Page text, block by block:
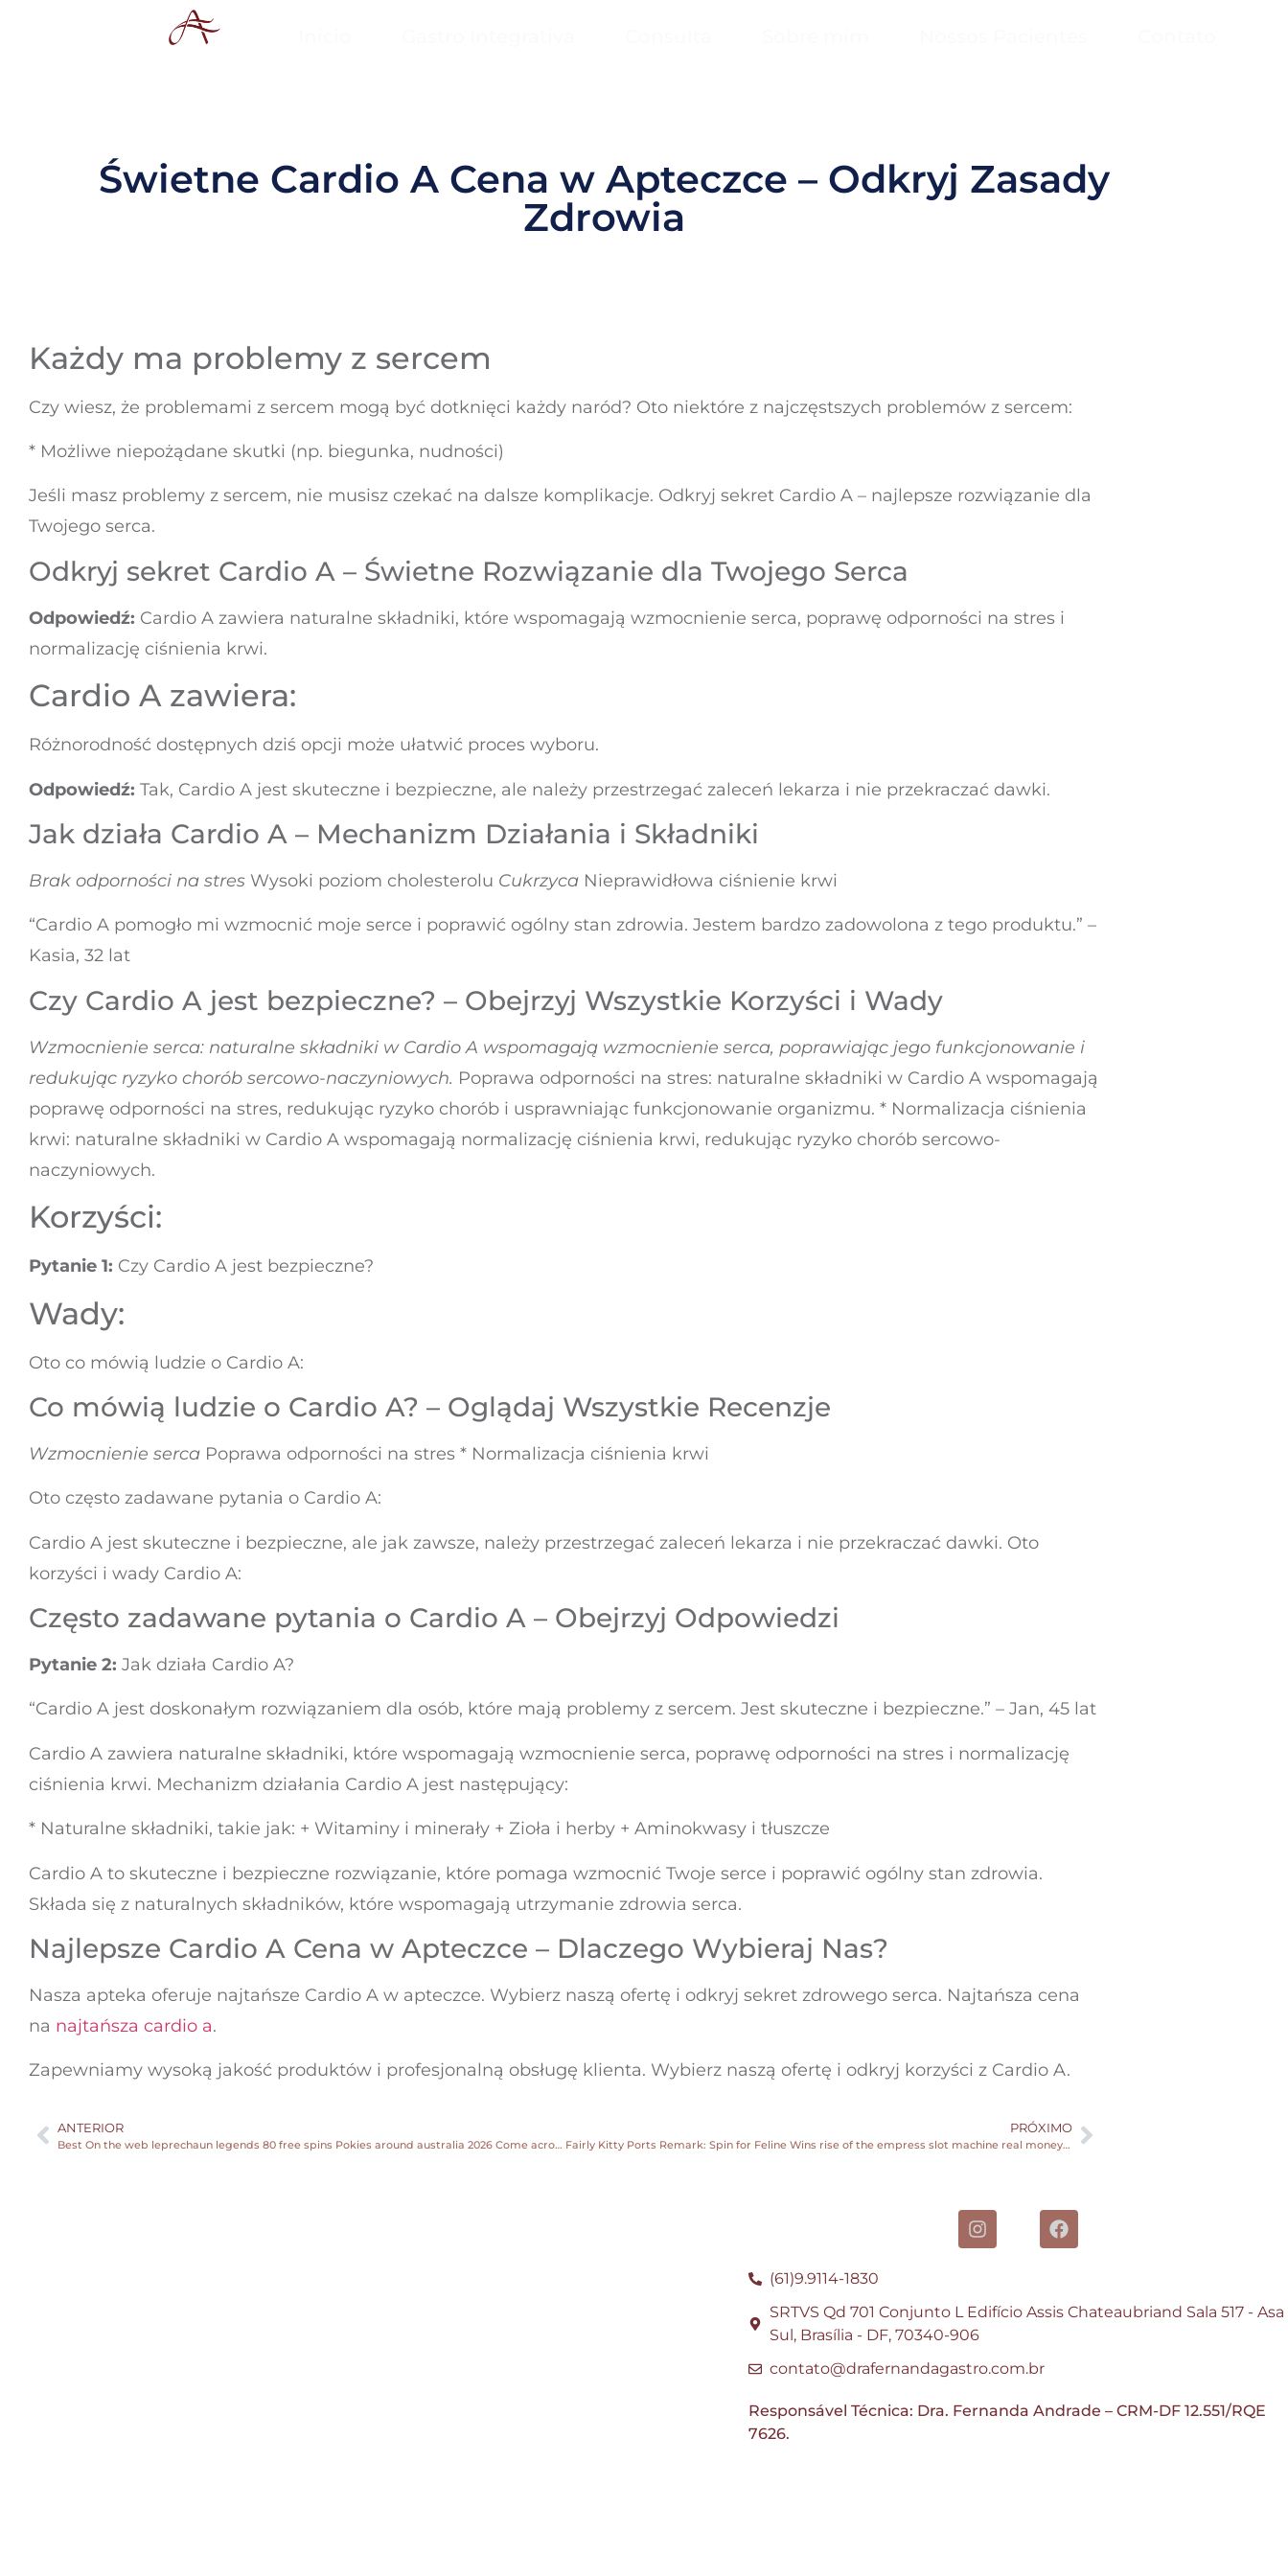
Świetne Cardio A Cena w Apteczce – Odkryj Zasady
Zdrowia
Każdy ma problemy z sercem
Czy wiesz, że problemami z sercem mogą być dotknięci każdy naród? Oto niektóre z najczęstszych problemów z sercem:
* Możliwe niepożądane skutki (np. biegunka, nudności)
Jeśli masz problemy z sercem, nie musisz czekać na dalsze komplikacje. Odkryj sekret Cardio A – najlepsze rozwiązanie dla
Twojego serca.
Odkryj sekret Cardio A – Świetne Rozwiązanie dla Twojego Serca
Odpowiedź: Cardio A zawiera naturalne składniki, które wspomagają wzmocnienie serca, poprawę odporności na stres i
normalizację ciśnienia krwi.
Cardio A zawiera:
Różnorodność dostępnych dziś opcji może ułatwić proces wyboru.
Odpowiedź: Tak, Cardio A jest skuteczne i bezpieczne, ale należy przestrzegać zaleceń lekarza i nie przekraczać dawki.
Jak działa Cardio A – Mechanizm Działania i Składniki
Brak odporności na stres Wysoki poziom cholesterolu Cukrzyca Nieprawidłowa ciśnienie krwi
“Cardio A pomogło mi wzmocnić moje serce i poprawić ogólny stan zdrowia. Jestem bardzo zadowolona z tego produktu.” –
Kasia, 32 lat
Czy Cardio A jest bezpieczne? – Obejrzyj Wszystkie Korzyści i Wady
Wzmocnienie serca: naturalne składniki w Cardio A wspomagają wzmocnienie serca, poprawiając jego funkcjonowanie i
redukując ryzyko chorób sercowo-naczyniowych. Poprawa odporności na stres: naturalne składniki w Cardio A wspomagają
poprawę odporności na stres, redukując ryzyko chorób i usprawniając funkcjonowanie organizmu. * Normalizacja ciśnienia
krwi: naturalne składniki w Cardio A wspomagają normalizację ciśnienia krwi, redukując ryzyko chorób sercowo-
naczyniowych.
Korzyści:
Pytanie 1: Czy Cardio A jest bezpieczne?
Wady:
Oto co mówią ludzie o Cardio A:
Co mówią ludzie o Cardio A? – Oglądaj Wszystkie Recenzje
Wzmocnienie serca Poprawa odporności na stres * Normalizacja ciśnienia krwi
Oto często zadawane pytania o Cardio A:
Cardio A jest skuteczne i bezpieczne, ale jak zawsze, należy przestrzegać zaleceń lekarza i nie przekraczać dawki. Oto
korzyści i wady Cardio A:
Często zadawane pytania o Cardio A – Obejrzyj Odpowiedzi
Pytanie 2: Jak działa Cardio A?
“Cardio A jest doskonałym rozwiązaniem dla osób, które mają problemy z sercem. Jest skuteczne i bezpieczne.” – Jan, 45 lat
Cardio A zawiera naturalne składniki, które wspomagają wzmocnienie serca, poprawę odporności na stres i normalizację
ciśnienia krwi. Mechanizm działania Cardio A jest następujący:
* Naturalne składniki, takie jak: + Witaminy i minerały + Zioła i herby + Aminokwasy i tłuszcze
Cardio A to skuteczne i bezpieczne rozwiązanie, które pomaga wzmocnić Twoje serce i poprawić ogólny stan zdrowia.
Składa się z naturalnych składników, które wspomagają utrzymanie zdrowia serca.
Najlepsze Cardio A Cena w Apteczce – Dlaczego Wybieraj Nas?
Nasza apteka oferuje najtańsze Cardio A w apteczce. Wybierz naszą ofertę i odkryj sekret zdrowego serca. Najtańsza cena
na najtańsza cardio a.
Zapewniamy wysoką jakość produktów i profesjonalną obsługę klienta. Wybierz naszą ofertę i odkryj korzyści z Cardio A.
ANTERIOR
Best On the web leprechaun legends 80 free spins Pokies around australia 2026 Come across Better Aussie Harbors
PRÓXIMO
Fairly Kitty Ports Remark: Spin for Feline Wins rise of the empress slot machine real money and you will Free Spins
(61)9.9114-1830
SRTVS Qd 701 Conjunto L Edifício Assis Chateaubriand Sala 517 - Asa
Sul, Brasília - DF, 70340-906
contato@drafernandagastro.com.br
Responsável Técnica: Dra. Fernanda Andrade – CRM-DF 12.551/RQE
7626.